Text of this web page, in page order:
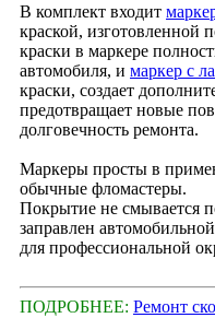
В комплект входит
краской, изготовленной
краски в маркере
автомобиля, и маркер с
краски, создает
предотвращает новые
долговечность ремонта.
Маркеры просты в
обычные фломастеры.
Покрытие не смывается
заправлен
для профессиональной
ПОДРОБНЕЕ: Ремонт